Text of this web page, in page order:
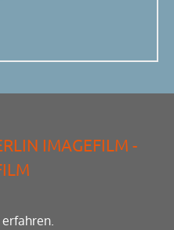
IMAGEFILM -